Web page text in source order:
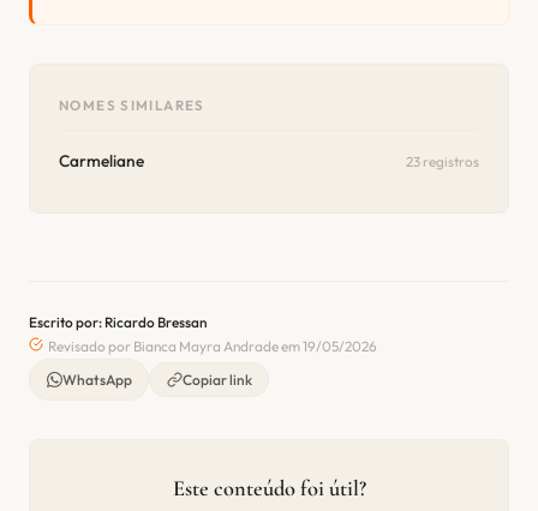
NOMES SIMILARES
Carmeliane 23 registros
Escrito por: Ricardo Bressan
Revisado por Bianca Mayra Andrade em 19/05/2026
WhatsApp
Copiar link
Este conteúdo foi útil?